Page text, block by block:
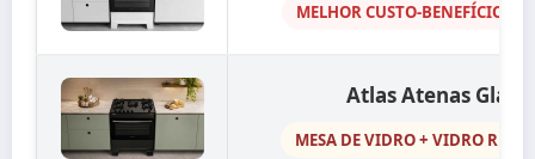
MELHOR CUSTO-BENEFÍCIO
Atlas Atenas Glass
MESA DE VIDRO + VIDRO